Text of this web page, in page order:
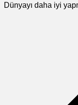
Dünyayı daha iyi